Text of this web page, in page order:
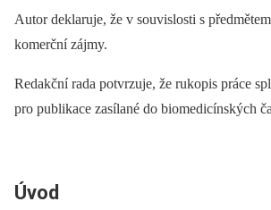
Autor deklaruje, že v souvislosti s
komerční zájmy.
Redakční rada potvrzuje, že rukopis práce
pro publikace zasílané do biomedicínských
Úvod